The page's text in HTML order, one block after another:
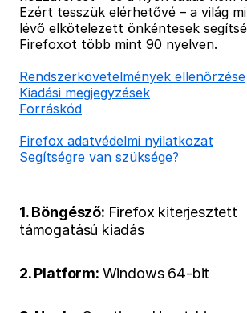
Ezért tesszük elérhetővé – a világ
lévő elkötelezett önkéntesek
Firefoxot több mint 90 nyelven.
Rendszerkövetelmények ellenőrzése
Kiadási megjegyzések
Forráskód
Firefox adatvédelmi nyilatkozat
Segítségre van szüksége?
1. Böngésző: Firefox kiterjesztett
támogatású kiadás
2. Platform: Windows 64-bit